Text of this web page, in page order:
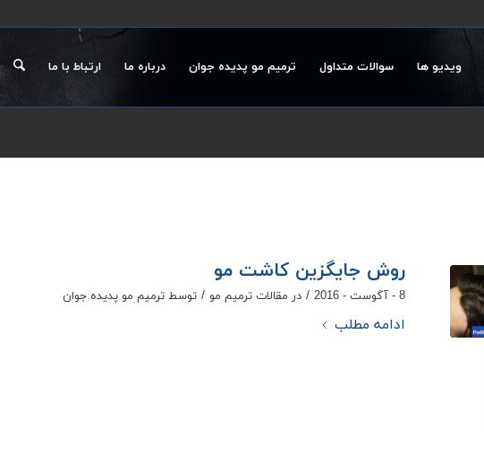
ویدیو ها سوالات متداول ترمیم مو پدیده جوان درباره ما ارتباط با ما
روش جایگزین کاشت مو
8 - آگوست - 2016 / در مقالات ترمیم مو / توسط ترمیم مو پدیده جوان
ادامه مطلب